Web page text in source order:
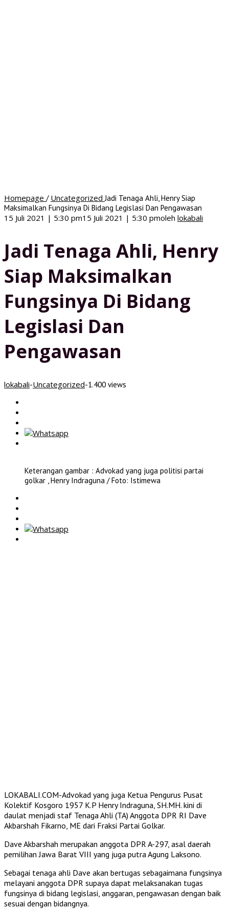
Homepage / Uncategorized Jadi Tenaga Ahli, Henry Siap
Maksimalkan Fungsinya Di Bidang Legislasi Dan Pengawasan
15 Juli 2021 | 5:30 pm15 Juli 2021 | 5:30 pmoleh lokabali
Jadi Tenaga Ahli, Henry
Siap Maksimalkan
Fungsinya Di Bidang
Legislasi Dan
Pengawasan
lokabali-Uncategorized-1.400 views
Keterangan gambar : Advokad yang juga politisi partai
golkar , Henry Indraguna / Foto: Istimewa
LOKABALI.COM-Advokad yang juga Ketua Pengurus Pusat
Kolektif Kosgoro 1957 K.P Henry Indraguna, SH.MH. kini di
daulat menjadi staf Tenaga Ahli (TA) Anggota DPR RI Dave
Akbarshah Fikarno, ME dari Fraksi Partai Golkar.
Dave Akbarshah merupakan anggota DPR A-297, asal daerah
pemilihan Jawa Barat VIII yang juga putra Agung Laksono.
Sebagai tenaga ahli Dave akan bertugas sebagaimana fungsinya
melayani anggota DPR supaya dapat melaksanakan tugas
fungsinya di bidang legislasi, anggaran, pengawasan dengan baik
sesuai dengan bidangnya.